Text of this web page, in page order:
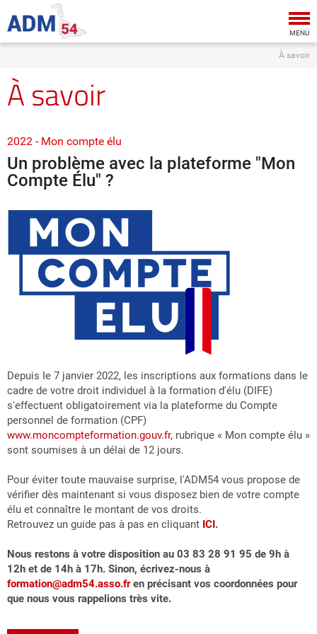
MENU
À savoir
À savoir
2022 - Mon compte élu
Un problème avec la plateforme "Mon
Compte Élu" ?
Depuis Ie 7 janvier 2022, les inscriptions aux formations dans Ie
cadre de votre droit individuel à la formation d'élu (DIFE)
s'effectuent obligatoirement via la plateforme du Compte
personnel de formation (CPF)
www.moncompteformation.gouv.fr, rubrique « Mon compte élu »
sont soumises à un délai de 12 jours.
Pour éviter toute mauvaise surprise, l'ADM54 vous propose de
vérifier dès maintenant si vous disposez bien de votre compte
élu et connaître le montant de vos droits.
Retrouvez un guide pas à pas en cliquant ICI.
Nous restons à votre disposition au 03 83 28 91 95 de 9h à
12h et de 14h à 17h. Sinon, écrivez-nous à
formation@adm54.asso.fren précisant vos coordonnées pour
que nous vous rappelions très vite.